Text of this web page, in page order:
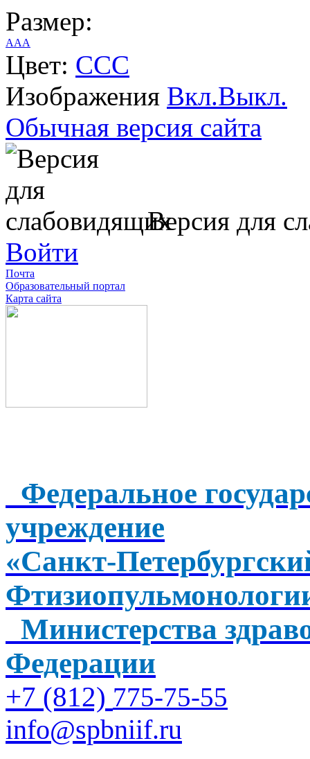
Размер:
AAA
Цвет: CCC
Изображения Вкл.Выкл.
Обычная версия сайта
Версия для
Войти
Почта
Образовательный портал
Карта сайта
Федеральное
учреждение
«Санкт-
Министерства
Федерации
+7 (812) 775-75-55
info@spbniif.ru